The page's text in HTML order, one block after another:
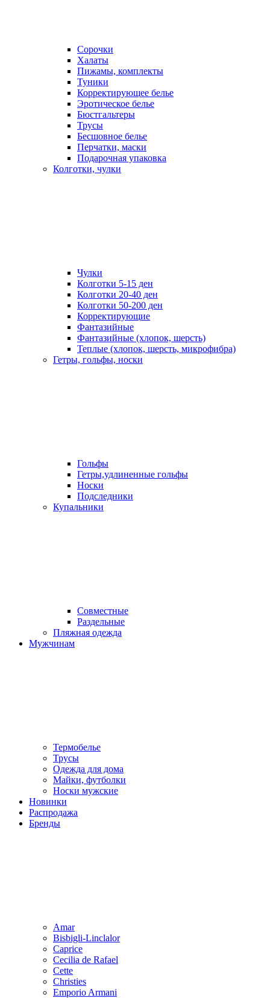
Сорочки
Халаты
Пижамы, комплекты
Туники
Корректирующее белье
Эротическое белье
Бюстгальтеры
Трусы
Бесшовное белье
Перчатки, маски
Подарочная упаковка
Колготки, чулки
Чулки
Колготки 5-15 ден
Колготки 20-40 ден
Колготки 50-200 ден
Корректирующие
Фантазийные
Фантазийные (хлопок, шерсть)
Теплые (хлопок, шерсть, микрофибра)
Гетры, гольфы, носки
Гольфы
Гетры,удлиненные гольфы
Носки
Подследники
Купальники
Совместные
Раздельные
Пляжная одежда
Мужчинам
Термобелье
Трусы
Одежда для дома
Майки, футболки
Носки мужские
Новинки
Распродажа
Бренды
Amar
Bisbigli-Linclalor
Caprice
Cecilia de Rafael
Cette
Christies
Emporio Armani